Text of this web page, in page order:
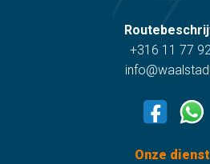
+316 11 77
Onze